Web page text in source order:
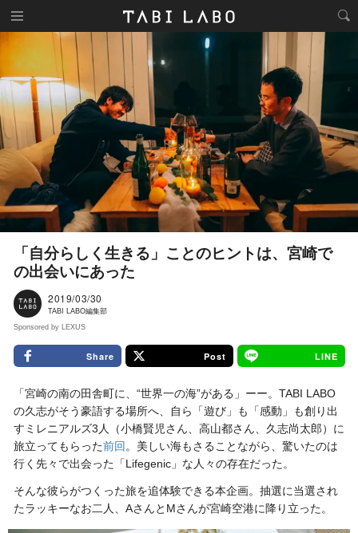
「自分らしく生きる」ことのヒントは、宮崎で
の出会いにあった
2019/03/30
TABI LABO編集部
Sponsored by LEXUS
Share Post LINE
「宮崎の南の田舎町に、“世界一の海”がある」ーー。TABI LABO
の久志がそう豪語する場所へ、自ら「遊び」も「感動」も創り出
すミレニアルズ3人（小橋賢児さん、高山都さん、久志尚太郎）に
旅立ってもらった前回。美しい海もさることながら、驚いたのは
行く先々で出会った「Lifegenic」な人々の存在だった。
そんな彼らがつくった旅を追体験できる本企画。抽選に当選され
たラッキーなお二人、AさんとMさんが宮崎空港に降り立った。